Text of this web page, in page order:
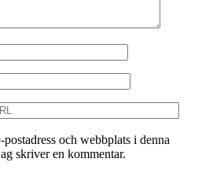
och webbplats i denna
skriver en kommentar.